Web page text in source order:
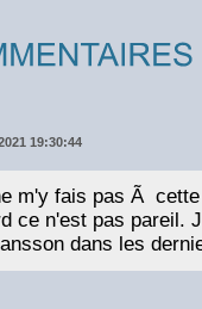
19:30:44
m'y fais pas Ã
ce n'est pas pareil.
dans les